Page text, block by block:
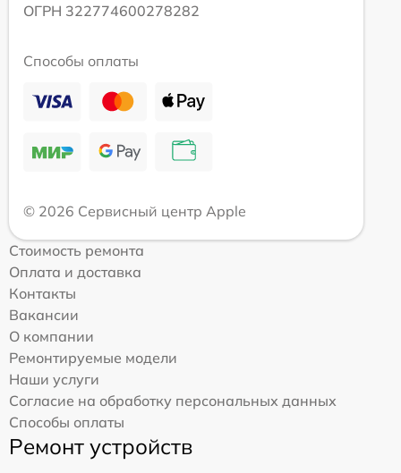
ОГРН 322774600278282
Способы оплаты
© 2026 Сервисный центр Apple
Стоимость ремонта
Оплата и доставка
Контакты
Вакансии
О компании
Ремонтируемые модели
Наши услуги
Согласие на обработку персональных данных
Способы оплаты
Ремонт устройств